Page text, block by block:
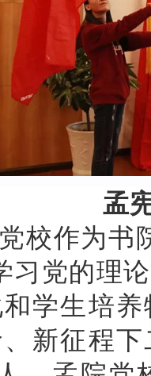
孟
校作为书
习党的理
学生培
新征程